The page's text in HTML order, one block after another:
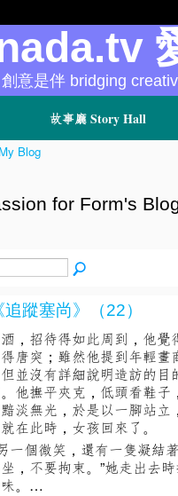
故事廳 Story Hall
意是伴 bridging
My Blog
for Form's
蹤塞尚》（22）
，招待得如此周到，他覺
唐突；雖然他提到年輕畫
並沒有詳細說明造訪的目
他撫平夾克，低頭看鞋子
淡無光，於是以一腳站立
在此時，女孩回來了。
一個微笑，還有一隻凝結
，不要拘束。”她走出去
味。…